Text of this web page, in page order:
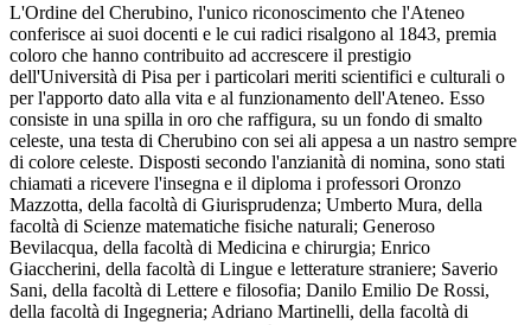
L'Ordine del Cherubino, l'unico riconoscimento che l'Ateneo
conferisce ai suoi docenti e le cui radici risalgono al 1843, premia
coloro che hanno contribuito ad accrescere il prestigio
dell'Università di Pisa per i particolari meriti scientifici e culturali o
per l'apporto dato alla vita e al funzionamento dell'Ateneo. Esso
consiste in una spilla in oro che raffigura, su un fondo di smalto
celeste, una testa di Cherubino con sei ali appesa a un nastro sempre
di colore celeste. Disposti secondo l'anzianità di nomina, sono stati
chiamati a ricevere l'insegna e il diploma i professori Oronzo
Mazzotta, della facoltà di Giurisprudenza; Umberto Mura, della
facoltà di Scienze matematiche fisiche naturali; Generoso
Bevilacqua, della facoltà di Medicina e chirurgia; Enrico
Giaccherini, della facoltà di Lingue e letterature straniere; Saverio
Sani, della facoltà di Lettere e filosofia; Danilo Emilio De Rossi,
della facoltà di Ingegneria; Adriano Martinelli, della facoltà di